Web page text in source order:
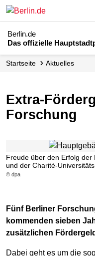
Berlin.de
Das offizielle
Startseite Aktuelles
Extra-Fördergelder für Berliner
Forschung
Freude über den Erfolg der
und der Charité-
© dpa
Fünf Berliner
kommenden sieben
zusätzlichen
Dabei geht es um die